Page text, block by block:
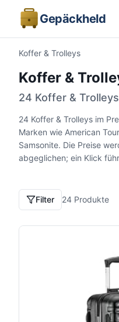
Gepäckheld
Koffer & Trolleys
Koffer &
24 Koffer &
24 Koffer & Trolleys im
Marken wie American
Samsonite. Die Preise
abgeglichen; ein Klick
Filter 24 Produkte